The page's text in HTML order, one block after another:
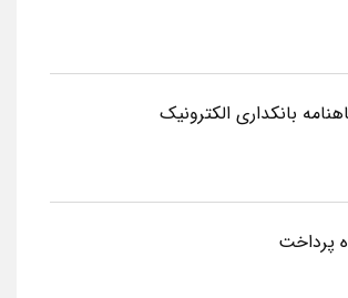
بانکداری الکترونیک
پرداخت